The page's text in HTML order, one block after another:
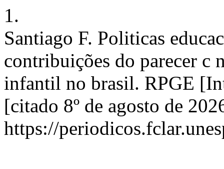
1.
Santiago F. Politicas
contribuições do parecer c
infantil no brasil. RPGE
[citado 8º de agosto de
https://